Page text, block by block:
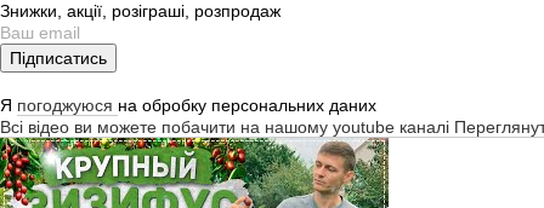
Знижки, акції, розіграші, розпродаж
Підписатись
Я погоджуюся на обробку персональних даних
Всі відео ви можете побачити на нашому youtube каналі